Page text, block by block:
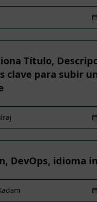
Título,
clave para subir
DevOps, idioma